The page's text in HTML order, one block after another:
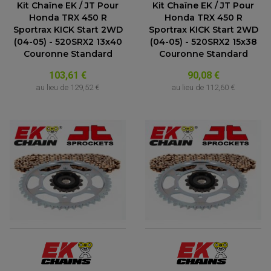
ACCESSOIRES QUAD
ACCESSOIRES ANODISES POUR QUAD
BOUCHON DE RÉSERVOIR QUAD
POIGNÉE QUAD
PROTÈGE-MAINS
PONTETS / REHAUSSES DE GUIDON
Kit Chaîne EK / JT Pour
Honda TRX 450 R
Sportrax KICK Start 2WD
(04-05) - 520SRX2 13x40
Couronne Standard
103,61 €
au lieu de 129,52 €
Kit Chaîne EK / JT Pour
Honda TRX 450 R
Sportrax KICK Start 2WD
(04-05) - 520SRX2 15x38
Couronne Standard
90,08 €
au lieu de 112,60 €